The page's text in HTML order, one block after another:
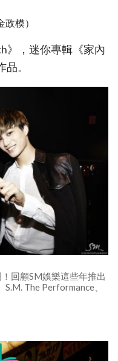
模）
》，迷你專輯《家內
。
回顧SM娛樂這些年推出
The Performance、